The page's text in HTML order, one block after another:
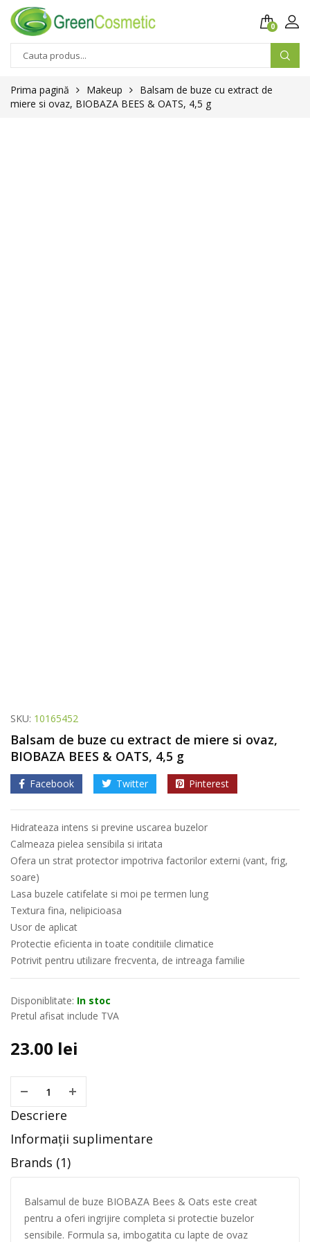
0
Prima pagină Makeup
Balsam de buze cu extract de
miere si ovaz, BIOBAZA BEES & OATS, 4,5 g
SKU: 10165452
Balsam de buze cu extract de miere si ovaz,
BIOBAZA BEES & OATS, 4,5 g
Facebook Twitter Pinterest
Hidrateaza intens si previne uscarea buzelor
Calmeaza pielea sensibila si iritata
Ofera un strat protector impotriva factorilor externi (vant, frig,
soare)
Lasa buzele catifelate si moi pe termen lung
Textura fina, nelipicioasa
Usor de aplicat
Protectie eficienta in toate conditiile climatice
Potrivit pentru utilizare frecventa, de intreaga familie
Disponiblitate: In stoc
Pretul afisat include TVA
23.00 lei
Descriere
Informații suplimentare
Brands (1)
Balsamul de buze BIOBAZA Bees & Oats este creat
pentru a oferi ingrijire completa si protectie buzelor
sensibile. Formula sa, imbogatita cu lapte de ovaz